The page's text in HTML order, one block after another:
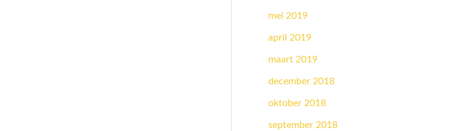
mei 2019
april 2019
maart 2019
december 2018
oktober 2018
september 2018